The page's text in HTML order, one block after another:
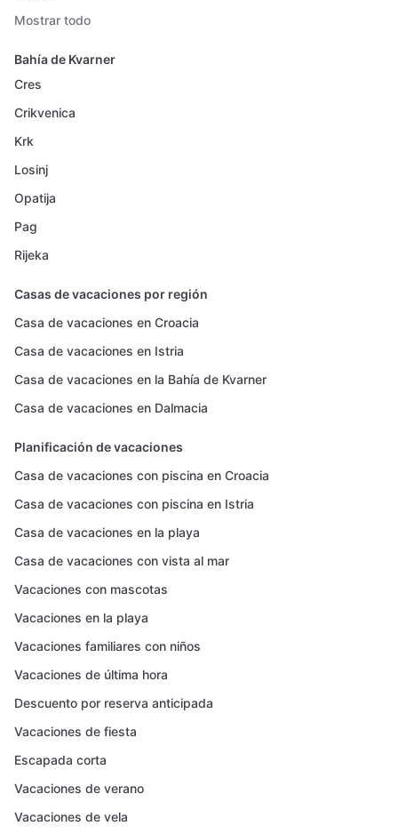
Mostrar todo
Bahía de Kvarner
Cres
Crikvenica
Krk
Losinj
Opatija
Pag
Rijeka
Casas de vacaciones por región
Casa de vacaciones en Croacia
Casa de vacaciones en Istria
Casa de vacaciones en la Bahía de Kvarner
Casa de vacaciones en Dalmacia
Planificación de vacaciones
Casa de vacaciones con piscina en Croacia
Casa de vacaciones con piscina en Istria
Casa de vacaciones en la playa
Casa de vacaciones con vista al mar
Vacaciones con mascotas
Vacaciones en la playa
Vacaciones familiares con niños
Vacaciones de última hora
Descuento por reserva anticipada
Vacaciones de fiesta
Escapada corta
Vacaciones de verano
Vacaciones de vela